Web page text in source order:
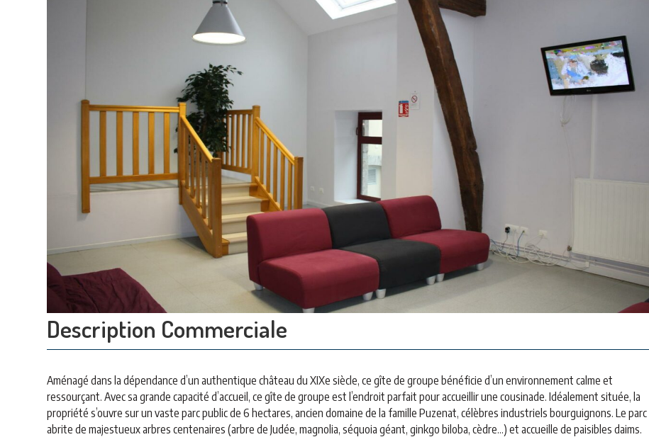
Description Commerciale
Aménagé dans la dépendance d’un authentique château du XIXe siècle, ce gîte de groupe bénéficie d’un environnement calme et
ressourçant. Avec sa grande capacité d’accueil, ce gîte de groupe est l’endroit parfait pour accueillir une cousinade. Idéalement située, la
propriété s’ouvre sur un vaste parc public de 6 hectares, ancien domaine de la famille Puzenat, célèbres industriels bourguignons. Le parc
abrite de majestueux arbres centenaires (arbre de Judée, magnolia, séquoia géant, ginkgo biloba, cèdre…) et accueille de paisibles daims.